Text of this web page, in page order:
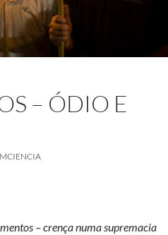
– ÓDIO E
– crença numa supremacia